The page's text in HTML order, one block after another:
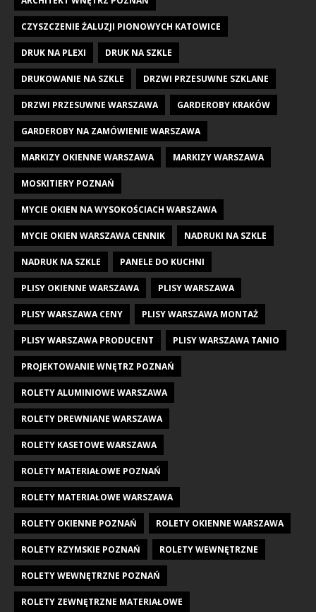
CZYSZCZENIE ŻALUZJI PIONOWYCH KATOWICE
DRUK NA PLEXI DRUK NA SZKLE
DRUKOWANIE NA SZKLE DRZWI PRZESUWNE SZKLANE
DRZWI PRZESUWNE WARSZAWA GARDEROBY KRAKÓW
GARDEROBY NA ZAMÓWIENIE WARSZAWA
MARKIZY OKIENNE WARSZAWA MARKIZY WARSZAWA
MOSKITIERY POZNAŃ
MYCIE OKIEN NA WYSOKOŚCIACH WARSZAWA
MYCIE OKIEN WARSZAWA CENNIK NADRUKI NA SZKLE
NADRUK NA SZKLE PANELE DO KUCHNI
PLISY OKIENNE WARSZAWA PLISY WARSZAWA
PLISY WARSZAWA CENY PLISY WARSZAWA MONTAŻ
PLISY WARSZAWA PRODUCENT PLISY WARSZAWA TANIO
PROJEKTOWANIE WNĘTRZ POZNAŃ
ROLETY ALUMINIOWE WARSZAWA
ROLETY DREWNIANE WARSZAWA
ROLETY KASETOWE WARSZAWA
ROLETY MATERIAŁOWE POZNAŃ
ROLETY MATERIAŁOWE WARSZAWA
ROLETY OKIENNE POZNAŃ ROLETY OKIENNE WARSZAWA
ROLETY RZYMSKIE POZNAŃ ROLETY WEWNĘTRZNE
ROLETY WEWNĘTRZNE POZNAŃ
ROLETY ZEWNĘTRZNE MATERIAŁOWE